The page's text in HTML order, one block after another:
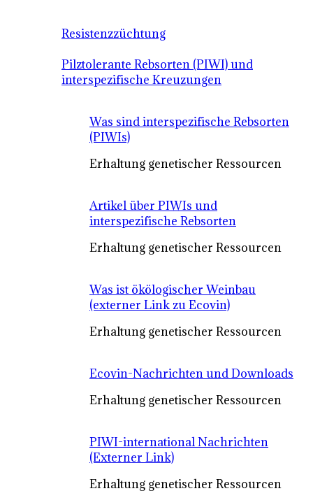
Resistenzzüchtung
Pilztolerante Rebsorten (PIWI) und
interspezifische Kreuzungen
Was sind interspezifische Rebsorten
(PIWIs)
Erhaltung genetischer Ressourcen
Artikel über PIWIs und
interspezifische Rebsorten
Erhaltung genetischer Ressourcen
Was ist ökölogischer Weinbau
(externer Link zu Ecovin)
Erhaltung genetischer Ressourcen
Ecovin-Nachrichten und Downloads
Erhaltung genetischer Ressourcen
PIWI-international Nachrichten
(Externer Link)
Erhaltung genetischer Ressourcen